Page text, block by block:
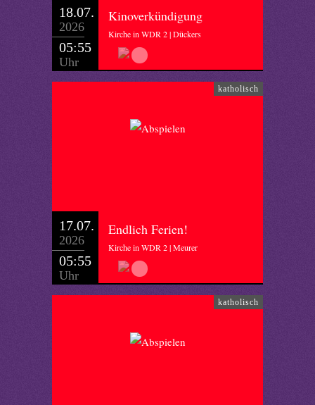
18.07.
2026
05:55
Uhr
Kinoverkündigung
Kirche in WDR 2 | Dückers
katholisch
17.07.
2026
05:55
Uhr
Endlich Ferien!
Kirche in WDR 2 | Meurer
katholisch